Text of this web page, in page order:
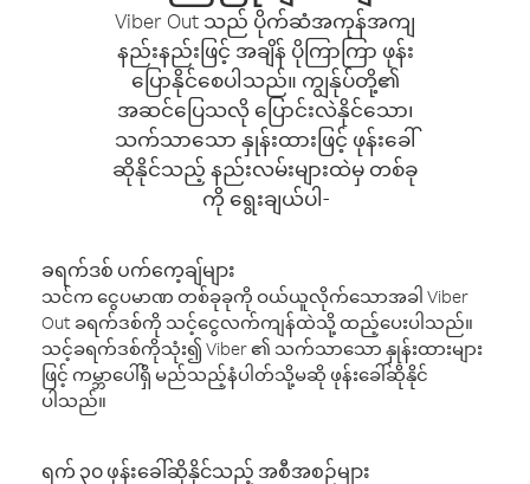
Viber Out သည် ပိုက်ဆံအကုန်အကျ
နည်းနည်းဖြင့် အချိန် ပိုကြာကြာ ဖုန်း
ပြောနိုင်စေပါသည်။ ကျွန်ုပ်တို့၏
အဆင်ပြေသလို ပြောင်းလဲနိုင်သော၊
သက်သာသော နှုန်းထားဖြင့် ဖုန်းခေါ်
ဆိုနိုင်သည့် နည်းလမ်းများထဲမှ တစ်ခု
ကို ရွေးချယ်ပါ-
ခရက်ဒစ် ပက်ကေ့ချ်များ
သင်က ငွေပမာဏ တစ်ခုခုကို ဝယ်ယူလိုက်သောအခါ Viber
Out ခရက်ဒစ်ကို သင့်ငွေလက်ကျန်ထဲသို့ ထည့်ပေးပါသည်။
သင့်ခရက်ဒစ်ကိုသုံး၍ Viber ၏ သက်သာသော နှုန်းထားများ
ဖြင့် ကမ္ဘာပေါ်ရှိ မည်သည့်နံပါတ်သို့မဆို ဖုန်းခေါ်ဆိုနိုင်
ပါသည်။
ရက် ၃၀ ဖုန်းခေါ်ဆိုနိုင်သည့် အစီအစဉ်များ